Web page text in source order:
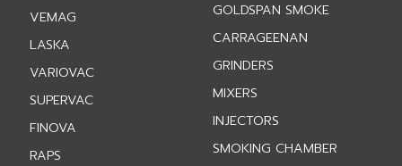
VEMAG
LASKA
VARIOVAC
SUPERVAC
FINOVA
RAPS
GOLDSPAN SMOKE
CARRAGEENAN
GRINDERS
MIXERS
INJECTORS
SMOKING CHAMBER